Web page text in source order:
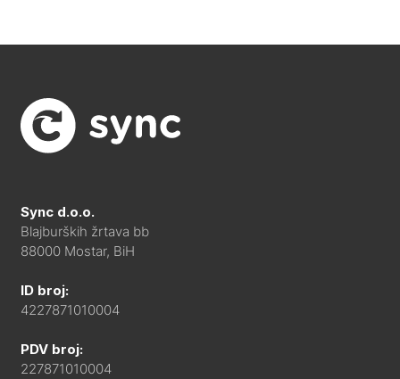
Sync d.o.o.
Blajburških žrtava bb
88000 Mostar, BiH
ID broj:
4227871010004
PDV broj:
227871010004